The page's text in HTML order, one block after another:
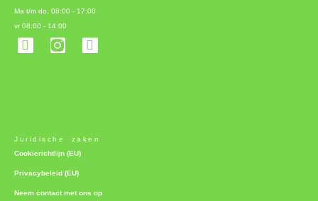
Ma t/m do, 08:00 - 17:00
vr 08:00 - 14:00
F
a
-
f
L
i
Juridische zaken
Cookierichtlijn (EU)
Privacybeleid (EU)
Neem contact met ons op